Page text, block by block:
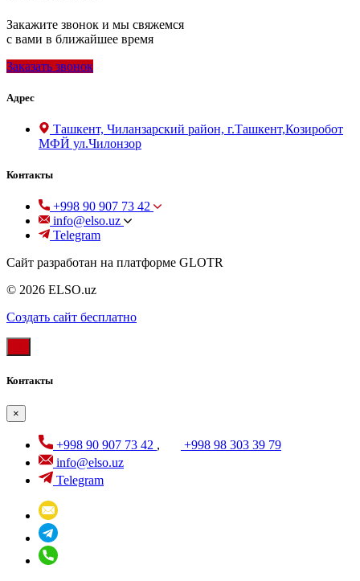
Закажите звонок и мы свяжемся
с вами в ближайшее время
Заказать звонок
Адрес
Ташкент, Чиланзарский район, г.Ташкент,Козиробот
МФЙ ул.Чилонзор
Контакты
+998 90 907 73 42
info@elso.uz
Telegram
Сайт разработан на платформе GLOTR
© 2026 ELSO.uz
Создать cайт бесплатно
Контакты
×
+998 90 907 73 42 ,
+998 98 303 39 79
info@elso.uz
Telegram